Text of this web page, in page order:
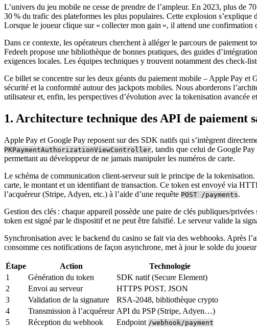
L’univers du jeu mobile ne cesse de prendre de l’ampleur. En 2023, plus de
30 % du trafic des plateformes les plus populaires. Cette explosion
Lorsque le joueur clique sur « collecter mon gain », il attend une confirmation
Dans ce contexte, les opérateurs cherchent à alléger le parcours de
Fedeeh propose une bibliothèque de bonnes pratiques, des guides
exigences locales. Les équipes techniques y trouvent notamment des
Ce billet se concentre sur les deux géants du paiement mobile – Apple Pay
sécurité et la conformité autour des jackpots mobiles. Nous aborderons
utilisateur et, enfin, les perspectives d’évolution avec la tokenisation avancée
1. Architecture technique des API de paiement
Apple Pay et Google Pay reposent sur des SDK natifs qui s’intègrent
PKPaymentAuthorizationViewController, tandis que celui de Google
permettant au développeur de ne jamais manipuler les numéros de carte.
Le schéma de communication client‑serveur suit le principe de la
carte, le montant et un identifiant de transaction. Ce token est envoyé via
l’acquéreur (Stripe, Adyen, etc.) à l’aide d’une requête POST /payments.
Gestion des clés : chaque appareil possède une paire de clés publiques/
token est signé par le dispositif et ne peut être falsifié. Le serveur valide la
Synchronisation avec le backend du casino se fait via des webhooks. Après
consomme ces notifications de façon asynchrone, met à jour le solde du
Étape Action
Technologie
1
Génération du token
SDK natif (Secure Element)
2
Envoi au serveur
HTTPS POST, JSON
3
Validation de la signature
RSA‑2048, bibliothèque crypto
4
Transmission à l’acquéreur API du PSP (Stripe, Adyen…)
5
Réception du webhook Endpoint /webhook/payment